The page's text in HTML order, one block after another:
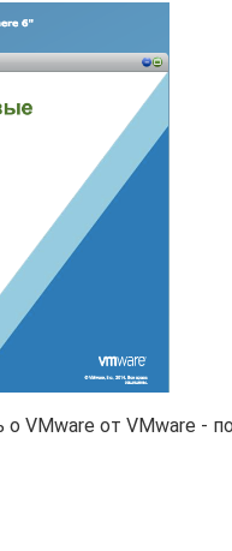
о VMware от VMware -